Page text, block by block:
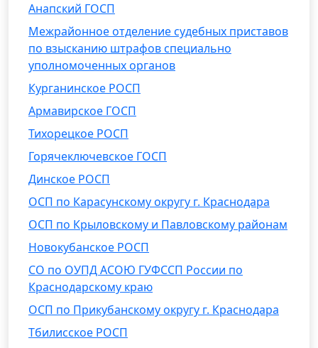
Анапский ГОСП
Межрайонное отделение судебных приставов
по взысканию штрафов специально
уполномоченных органов
Курганинское РОСП
Армавирское ГОСП
Тихорецкое РОСП
Горячеключевское ГОСП
Динское РОСП
ОСП по Карасунскому округу г. Краснодара
ОСП по Крыловскому и Павловскому районам
Новокубанское РОСП
СО по ОУПД АСОЮ ГУФССП России по
Краснодарскому краю
ОСП по Прикубанскому округу г. Краснодара
Тбилисское РОСП